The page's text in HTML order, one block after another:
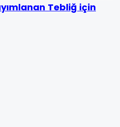
Tebliğ için